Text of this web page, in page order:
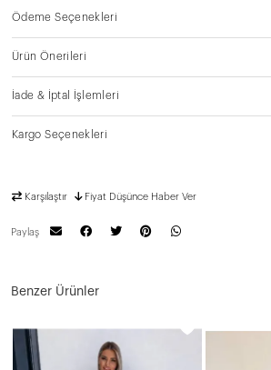
Ödeme Seçenekleri
Ürün Önerileri
İade & İptal İşlemleri
Kargo Seçenekleri
Karşılaştır Fiyat Düşünce Haber Ver
Paylaş
Benzer Ürünler